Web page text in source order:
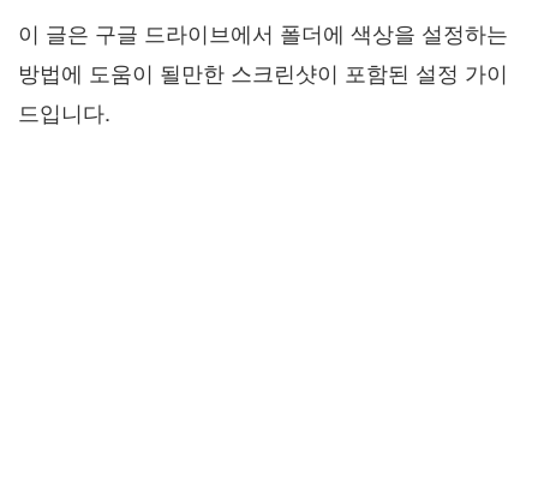
이 글은 구글 드라이브에서 폴더에 색상을 설정하는
방법에 도움이 될만한 스크린샷이 포함된 설정 가이
드입니다.